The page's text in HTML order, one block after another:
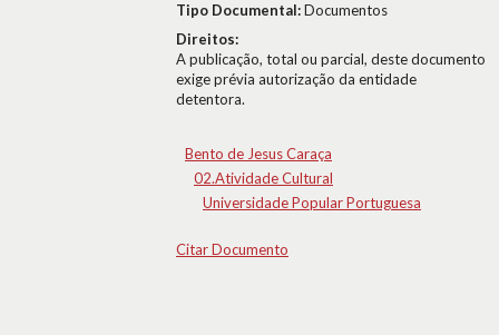
Tipo Documental:Documentos
Direitos:
A publicação, total ou parcial, deste documento
exige prévia autorização da entidade
detentora.
Bento de Jesus Caraça
02.Atividade Cultural
Universidade Popular Portuguesa
Citar Documento